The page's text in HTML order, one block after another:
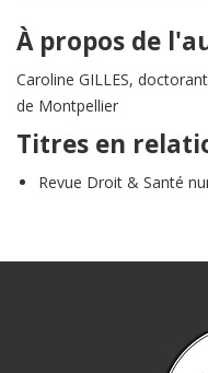
À propos de
Caroline GILLES,
de Montpellier
Titres en
Revue Droit & Santé